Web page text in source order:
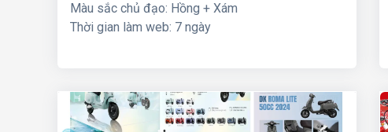
Màu sắc chủ đạo: Hồng + Xám
Thời gian làm web: 7 ngày